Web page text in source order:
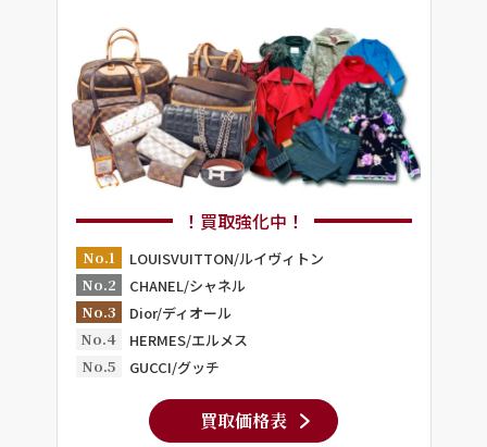
！買取強化中！
No.1
LOUISVUITTON/ルイヴィトン
No.2
CHANEL/シャネル
No.3
Dior/ディオール
No.4
HERMES/エルメス
No.5
GUCCI/グッチ
買取価格表